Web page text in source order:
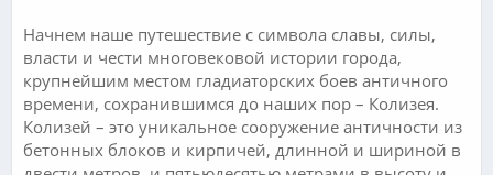
Начнем наше путешествие с символа славы, силы,
власти и чести многовековой истории города,
крупнейшим местом гладиаторских боев античного
времени, сохранившимся до наших пор – Колизея.
Колизей – это уникальное сооружение античности из
бетонных блоков и кирпичей, длинной и шириной в